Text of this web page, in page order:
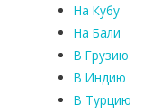
На Кубу
На Бали
В Грузию
В Индию
В Турцию